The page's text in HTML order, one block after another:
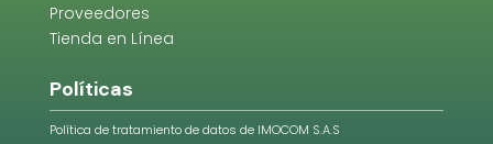
Proveedores
Tienda en Línea
Políticas
Política de tratamiento de datos de IMOCOM S.A.S